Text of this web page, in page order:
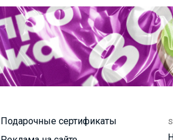
Подарочные сертификаты